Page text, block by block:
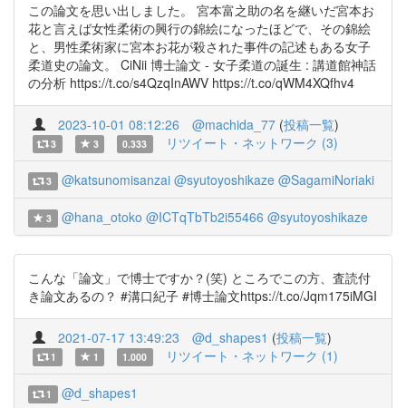
この論文を思い出しました。 宮本富之助の名を継いだ宮本お
花と言えば女性柔術の興行の錦絵になったほどで、その錦絵
と、男性柔術家に宮本お花が殺された事件の記述もある女子
柔道史の論文。 CiNii 博士論文 - 女子柔道の誕生 : 講道館神話
の分析 https://t.co/s4QzqInAWV https://t.co/qWM4XQfhv4
2023-10-01 08:12:26 @machida_77 (投稿一覧)
3 3 0.333 リツイート・ネットワーク (3)
3 @katsunomisanzai @syutoyoshikaze @SagamiNoriaki
3 @hana_otoko @ICTqTbTb2i55466 @syutoyoshikaze
こんな「論文」で博士ですか？(笑) ところでこの方、査読付
き論文あるの？ #溝口紀子 #博士論文https://t.co/Jqm175iMGI
2021-07-17 13:49:23 @d_shapes1 (投稿一覧)
1 1 1.000 リツイート・ネットワーク (1)
1 @d_shapes1